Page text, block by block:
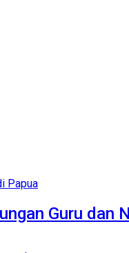
Guru dan